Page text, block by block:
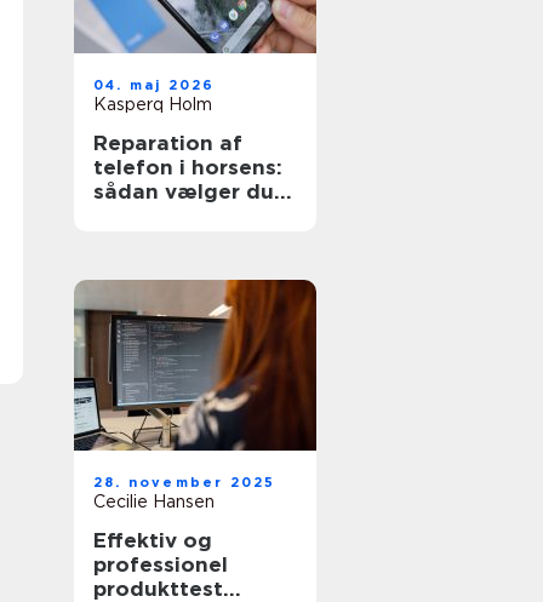
04. maj 2026
Kasperq Holm
Reparation af
telefon i horsens:
sådan vælger du
28. november 2025
Cecilie Hansen
Effektiv og
professionel
produkttest